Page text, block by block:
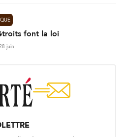
font la loi
juin